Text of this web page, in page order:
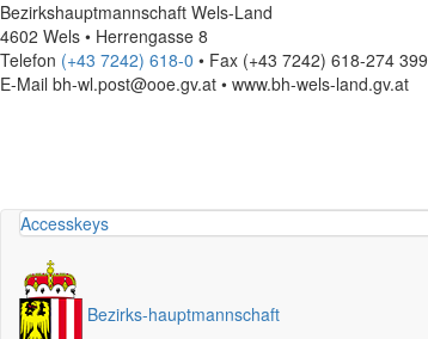
Bezirkshauptmannschaft Wels-Land
4602 Wels • Herrengasse 8
Telefon (+43 7242) 618-0 • Fax (+43 7242) 618-274 399
E-Mail bh-wl.post@ooe.gv.at • www.bh-wels-land.gv.at
Accesskeys
Bezirks-hauptmannschaft